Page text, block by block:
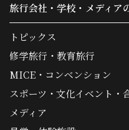
旅行会社・学校・メディア
トピックス
修学旅行・教育旅行
MICE・コンベンション
スポーツ・文化イベント・
メディア